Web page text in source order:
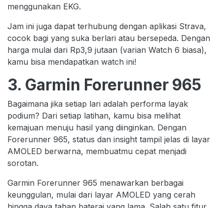
menggunakan EKG.
Jam ini juga dapat terhubung dengan aplikasi Strava,
cocok bagi yang suka berlari atau bersepeda. Dengan
harga mulai dari Rp3,9 jutaan (varian Watch 6 biasa),
kamu bisa mendapatkan watch ini!
3. Garmin Forerunner 965
Bagaimana jika setiap lari adalah performa layak
podium? Dari setiap latihan, kamu bisa melihat
kemajuan menuju hasil yang diinginkan. Dengan
Forerunner 965, status dan insight tampil jelas di layar
AMOLED berwarna, membuatmu cepat menjadi
sorotan.
Garmin Forerunner 965 menawarkan berbagai
keunggulan, mulai dari layar AMOLED yang cerah